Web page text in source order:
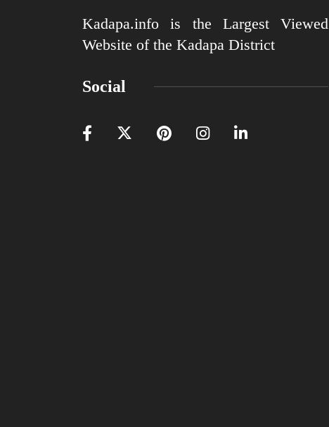
Kadapa.info is the Largest Viewed
Website of the Kadapa District
Social